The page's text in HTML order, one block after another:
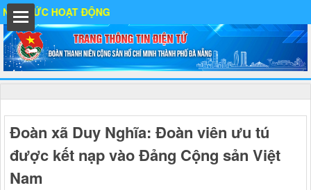
HOẠT ĐỘNG
Đoàn xã Duy Nghĩa: Đoàn viên ưu tú
được kết nạp vào Đảng Cộng sản Việt
Nam